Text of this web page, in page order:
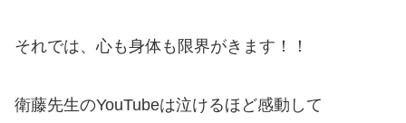
それでは、心も身体も限界がきます！！
衛藤先生のYouTubeは泣けるほど感動して